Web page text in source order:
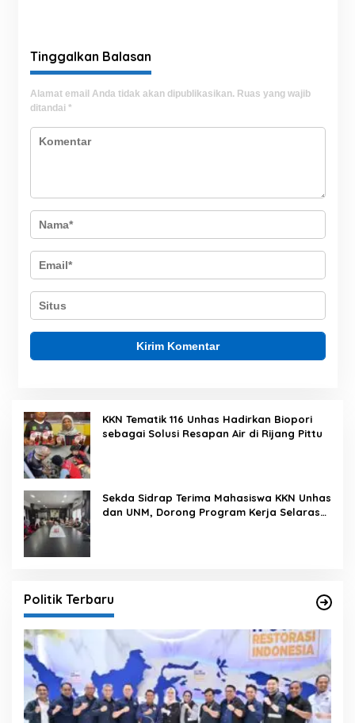
Tinggalkan Balasan
Alamat email Anda tidak akan dipublikasikan. Ruas yang wajib
ditandai *
KKN Tematik 116 Unhas Hadirkan Biopori
sebagai Solusi Resapan Air di Rijang Pittu
Sekda Sidrap Terima Mahasiswa KKN Unhas
dan UNM, Dorong Program Kerja Selaras
Politik Terbaru